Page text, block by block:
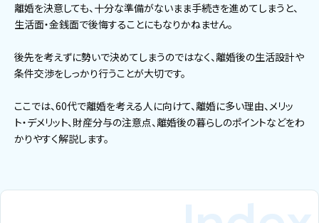
離婚を決意しても、十分な準備がないまま手続きを進めてしまうと、
生活面・金銭面で後悔することにもなりかねません。
後先を考えずに勢いで決めてしまうのではなく、離婚後の生活設計や
条件交渉をしっかり行うことが大切です。
ここでは、60代で離婚を考える人に向けて、離婚に多い理由、メリッ
ト・デメリット、財産分与の注意点、離婚後の暮らしのポイントなどをわ
かりやすく解説します。